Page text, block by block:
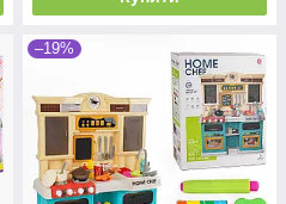
–19%